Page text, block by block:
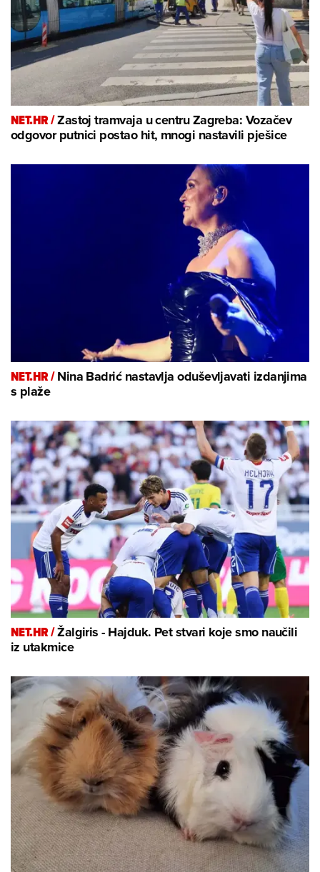
NET.HR /Zastoj tramvaja u centru Zagreba: Vozačev
odgovor putnici postao hit, mnogi nastavili pješice
NET.HR /Nina Badrić nastavlja oduševljavati izdanjima
s plaže
NET.HR /Žalgiris - Hajduk. Pet stvari koje smo naučili
iz utakmice